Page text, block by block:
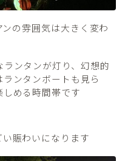
の雰囲気は大きく変わ
ンタンが灯り、幻想的
ンタンボートも見ら
める時間帯です
賑わいになります